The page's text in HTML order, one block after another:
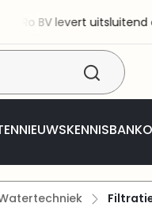
uitsluitend aan
NIEUWSKENNISBANK